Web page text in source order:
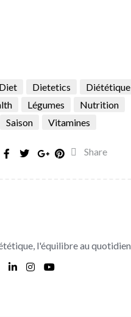
Diet Dietetics Diététique
Légumes
Nutrition
Saison Vitamines
Share
l'équilibre au quotidien